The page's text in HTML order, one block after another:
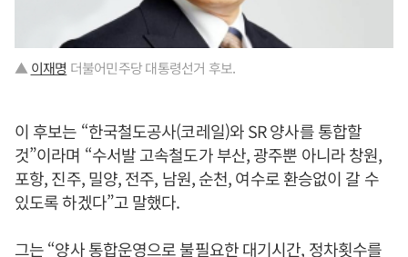
▲이재명 더불어민주당 대통령선거 후보.
이 후보는 “한국철도공사(코레일)와 SR 양사를 통합할
것”이라며 “수서발 고속철도가 부산, 광주뿐 아니라 창원,
포항, 진주, 밀양, 전주, 남원, 순천, 여수로 환승없이 갈 수
있도록 하겠다”고 말했다.
그는 “양사 통합운영으로 불필요한 대기시간, 정차횟수를